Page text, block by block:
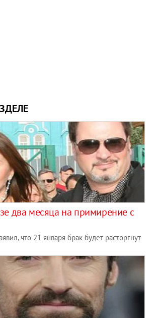
два месяца на примирение с
что 21 января брак будет расторгнут